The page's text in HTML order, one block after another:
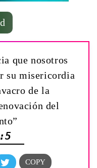
que nosotros
su misericordia
de la
del